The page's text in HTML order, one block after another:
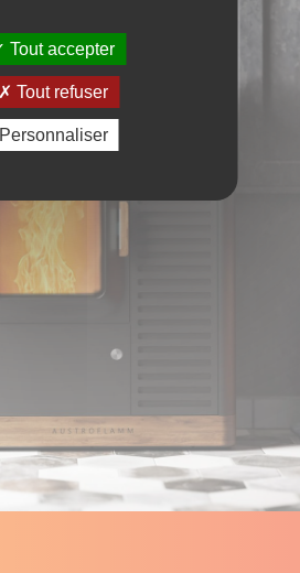
Tout accepter
Tout refuser
Personnaliser